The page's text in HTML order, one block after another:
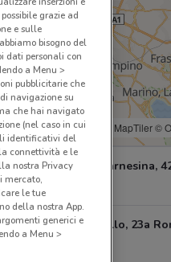
© MapTiler©
Via della Farnesina,
Via Donatello, 23a
grazie ad
e sulle
bisogno del
dati personali con
a Menu >
pubblicitarie che
navigazione su
che hai navigato
(nel caso in cui
identificativi del
connettività e le
nostra Privacy
mercato,
le tue
della nostra App.
generici e
a Menu >